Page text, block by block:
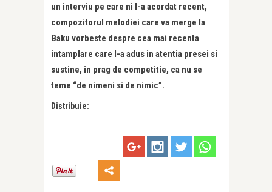
un interviu pe care ni l-a acordat recent,
compozitorul melodiei care va merge la
Baku vorbeste despre cea mai recenta
intamplare care l-a adus in atentia presei si
sustine, in prag de competitie, ca nu se
teme “de nimeni si de nimic”.
Distribuie: